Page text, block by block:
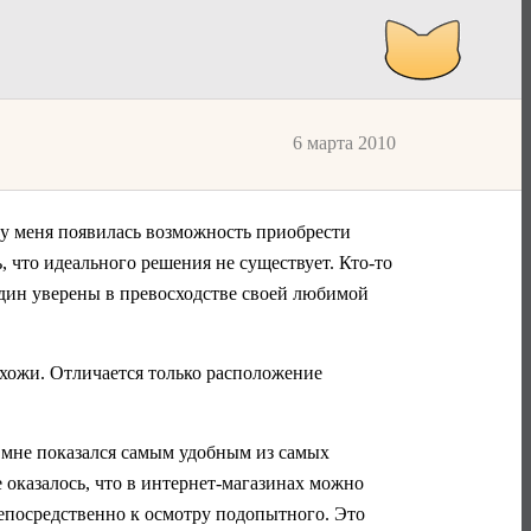
6 марта 2010
меня появилась возможность приобрести
идеального решения не существует. Кто-то
уверены в превосходстве своей любимой
Отличается только расположение
показался самым удобным из самых
что в интернет-магазинах можно
к осмотру подопытного. Это